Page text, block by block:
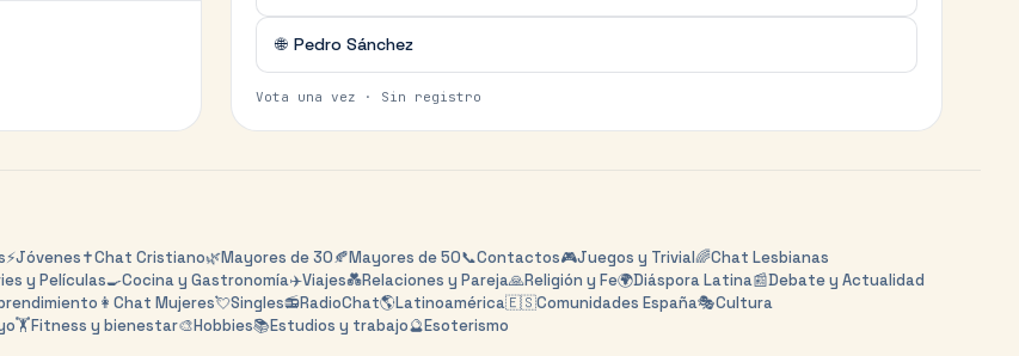
🌐 Pedro Sánchez
Vota una vez · Sin registro
⚡Jóvenes✝️Chat Cristiano🌿Mayores de 30🍂Mayores de 50📞Contactos🎮Juegos y Trivial🌈Chat Lesbianas
y Películas🍳Cocina y Gastronomía✈️Viajes💑Relaciones y Pareja🙏Religión y Fe🌍Diáspora Latina📰Debate y Actualidad
👩 Chat Mujeres💘Singles📻RadioChat🌎Latinoamérica🇪🇸Comunidades España🎭Cultura
🏋️Fitness y bienestar🎨Hobbies📚Estudios y trabajo🔮Esoterismo